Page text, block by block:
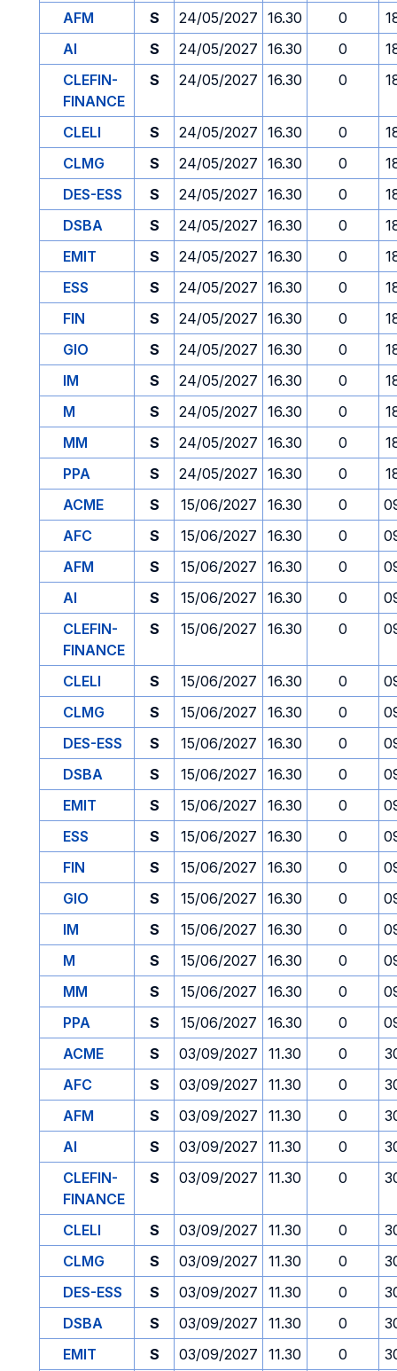
AFM
S 24/05/2027 16.30 0
AI
S 24/05/2027 16.30 0
CLEFIN-
FINANCE
S 24/05/2027 16.30 0
CLELI S 24/05/2027 16.30 0
CLMG
S 24/05/2027 16.30 0
DES-ESS
S 24/05/2027 16.30 0
DSBA
S 24/05/2027 16.30 0
EMIT
S 24/05/2027 16.30 0
ESS
S 24/05/2027 16.30 0
FIN
S 24/05/2027 16.30 0
GIO
S 24/05/2027 16.30 0
IM
S 24/05/2027 16.30 0
M
S 24/05/2027 16.30 0
MM
S 24/05/2027 16.30 0
PPA
S 24/05/2027 16.30 0
ACME
S 15/06/2027 16.30 0
AFC
S 15/06/2027 16.30 0
AFM
S 15/06/2027 16.30 0
AI
S 15/06/2027 16.30 0
CLEFIN-
FINANCE
S 15/06/2027 16.30 0
CLELI S 15/06/2027 16.30 0
CLMG
S 15/06/2027 16.30 0
DES-ESS
S 15/06/2027 16.30 0
DSBA
S 15/06/2027 16.30 0
EMIT
S 15/06/2027 16.30 0
ESS
S 15/06/2027 16.30 0
FIN
S 15/06/2027 16.30 0
GIO
S 15/06/2027 16.30 0
IM
S 15/06/2027 16.30 0
M
S 15/06/2027 16.30 0
MM
S 15/06/2027 16.30 0
PPA
S 15/06/2027 16.30 0
ACME
S 03/09/2027 11.30 0
AFC
S 03/09/2027 11.30 0
AFM
S 03/09/2027 11.30 0
AI
S 03/09/2027 11.30 0
CLEFIN-
FINANCE
S 03/09/2027 11.30 0
CLELI S 03/09/2027 11.30 0
CLMG
S 03/09/2027 11.30 0
DES-ESS
S 03/09/2027 11.30 0
DSBA
S 03/09/2027 11.30 0
EMIT
S 03/09/2027 11.30 0